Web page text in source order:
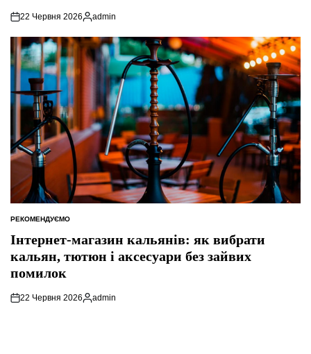
22 Червня 2026
Опубліковано
admin
ОПУБЛІКУВАТИ
РЕКОМЕНДУЄМО
Інтернет-магазин кальянів: як вибрати
кальян, тютюн і аксесуари без зайвих
помилок
22 Червня 2026
Опубліковано
admin